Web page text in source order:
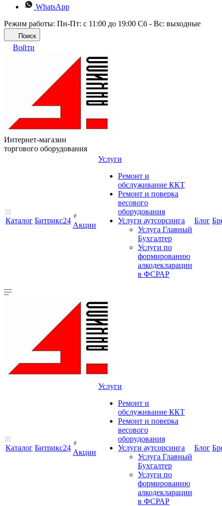
WhatsApp
Режим работы: Пн-Пт: с 11:00 до 19:00 Сб - Вс: выходные
Поиск
Войти
Интернет-магазин
торгового оборудования
Каталог Битрикс24
Акции
Услуги
Ремонт и
обслуживание ККТ
Ремонт и поверка
весового
оборудования
Услуги аутсорсинга
Услуга Главный
Бухгалтер
Услуги по
формированию
алкодекларации
в ФСРАР
Блог
Каталог Битрикс24
Акции
Услуги
Ремонт и
обслуживание ККТ
Ремонт и поверка
весового
оборудования
Услуги аутсорсинга
Услуга Главный
Бухгалтер
Услуги по
формированию
алкодекларации
в ФСРАР
Блог